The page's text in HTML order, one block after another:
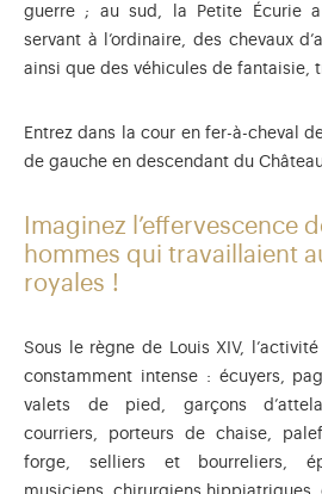
guerre ; au sud, la Petite Écurie
servant à l’ordinaire, des chevaux
ainsi que des véhicules de fantaisie,
Entrez dans la cour en fer-à-cheval
de gauche en descendant du
Imaginez l’effervescence
hommes qui travaillaient
royales !
Sous le règne de Louis XIV,
constamment intense : écuyers,
valets de pied, garçons
courriers, porteurs de chaise,
forge, selliers et bourreliers,